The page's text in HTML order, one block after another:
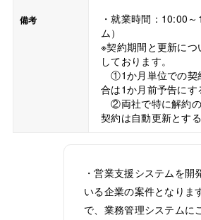
備考
・就業時間：10:00
ム）
※契約期間と更新に
しております。
①1か月単位での契
合は1か月前予告にす
②両社で特に解約の
契約は自動更新とする
・営業支援システムを開
いる企業の案件となりま
で、業務管理システムに